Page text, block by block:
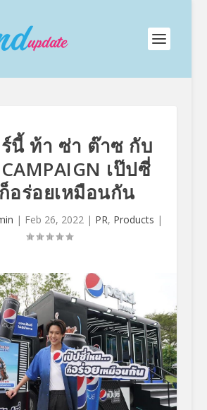
นี้ ท้า ซ่า ต๊าซ กับ
CAMPAIGN เป๊ปซี่
อร่อยเหมือนกัน
| Feb 26, 2022| PR, Products |